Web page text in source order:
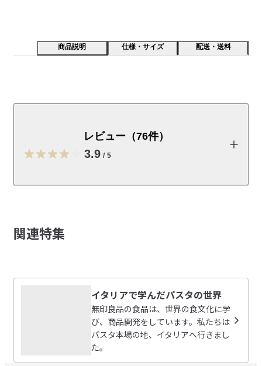
商品説明 仕様・サイズ 配送・送料
おいしさのわけ
※サルシッチャとは？
ではソーセージの形のサルシッチャが主流ですが、イタリアで
は、ほぐしてグリルしたものをパスタソースなどの料理に使っ
たり、地域によっては、生のまま食べることもあります。
本商品では、豚肉とセージ、ローズマリー、塩コショウ、にん
にくを使用して作ったサルシッチャをパスタソースにしまし
た。
レビュー（76件）
3.9 / 5
mic.
夏のパスタはこれで決まり
興味本位で買ってみましたが、予想以上においしくて気付
けば5回くらいリピートしてます！
焼いたズッキーニをトッピングして食べるのが爽やかでお
そのままだと確かにしょっぱめかも？
参考になった（0人）
ミルフィーユ
関連特集
イタリアで学んだパスタの世界
無印良品の食品は、世界の食文化に学
び、商品開発をしています。私たちは
パスタ本場の地、イタリアへ行きまし
た。